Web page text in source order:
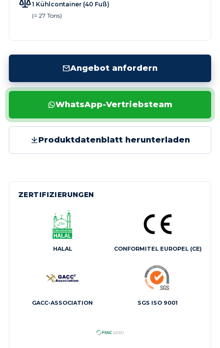
1 Kühlcontainer (40 Fuß)
(= 27 Tons)
Angebot anfordern
WhatsApp-Vertriebsteam
Produktdatenblatt herunterladen
ZERTIFIZIERUNGEN
HALAL CONFORMITEL EUROPEL (CE)
GACC-ASSOCIATION SGS ISO 9001